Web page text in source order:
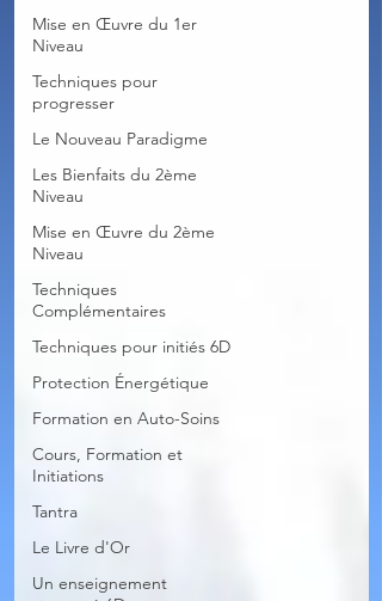
Mise en Œuvre du 1er
Niveau
Techniques pour
progresser
Le Nouveau Paradigme
Les Bienfaits du 2ème
Niveau
Mise en Œuvre du 2ème
Niveau
Techniques
Complémentaires
Techniques pour initiés 6D
Protection Énergétique
Formation en Auto-Soins
Cours, Formation et
Initiations
Tantra
Le Livre d'Or
Un enseignement